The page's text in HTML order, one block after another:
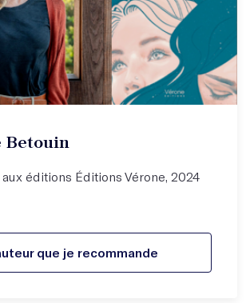
Betouin
aux éditions Éditions Vérone, 2024
que je recommande